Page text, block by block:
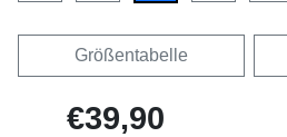
Größentabelle
€39,90